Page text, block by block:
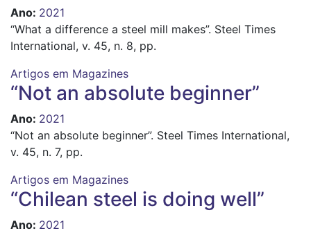
Ano: 2021
“What a difference a steel mill makes”. Steel Times
International, v. 45, n. 8, pp.
Artigos em Magazines
“Not an absolute beginner”
Ano: 2021
“Not an absolute beginner”. Steel Times International,
v. 45, n. 7, pp.
Artigos em Magazines
“Chilean steel is doing well”
Ano: 2021